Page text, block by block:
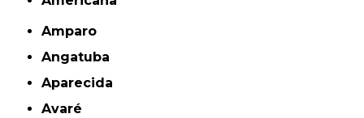
Amparo
Angatuba
Aparecida
Avaré